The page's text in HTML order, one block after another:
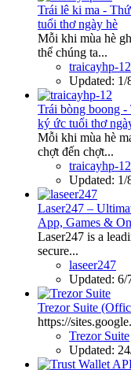
Trái lê ki ma -
tuổi thơ ngày hè
Mỗi khi mùa hè
thể chúng ta...
traicayhp-12
Updated: 1/
Trái bòng boong -
ký ức tuổi thơ
Mỗi khi mùa hè
chợt đến chợt...
traicayhp-12
Updated: 1/
Laser247 –
App, Games &
Laser247 is a
secure...
laseer247
Updated: 6/
Trezor Suite
https://
Trezor Suite
Updated: